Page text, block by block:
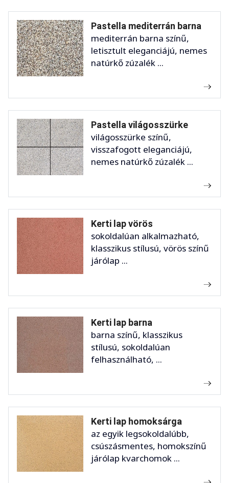
Pastella mediterrán barna
mediterrán barna színű,
letisztult eleganciájú, nemes
natúrkő zúzalék ...
Pastella világosszürke
világosszürke színű,
visszafogott eleganciájú,
nemes natúrkő zúzalék ...
Kerti lap vörös
sokoldalúan alkalmazható,
klasszikus stílusú, vörös színű
járólap ...
Kerti lap barna
barna színű, klasszikus
stílusú, sokoldalúan
felhasználható, ...
Kerti lap homoksárga
az egyik legsokoldalúbb,
csúszásmentes, homokszínű
járólap kvarchomok ...